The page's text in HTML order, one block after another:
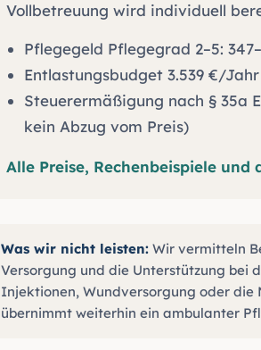
Vollbetreuung wird individuell
Pflegegeld Pflegegrad 2–5:
Entlastungsbudget 3.539 €/Jahr
Steuerermäßigung nach § 35a
kein Abzug vom Preis)
Alle Preise, Rechenbeispiele
Was wir nicht leisten: Wir vermitteln
Versorgung und die Unterstützung bei
Injektionen, Wundversorgung oder
übernimmt weiterhin ein ambulanter